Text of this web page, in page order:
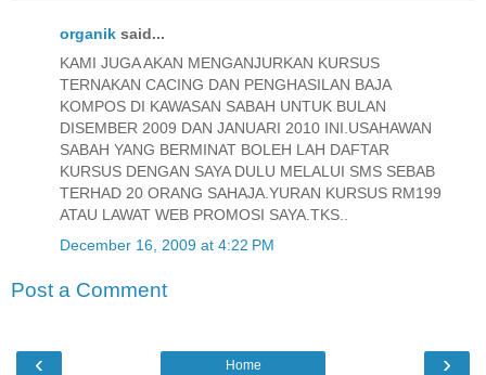
organik said...
KAMI JUGA AKAN MENGANJURKAN KURSUS
TERNAKAN CACING DAN PENGHASILAN BAJA
KOMPOS DI KAWASAN SABAH UNTUK BULAN
DISEMBER 2009 DAN JANUARI 2010 INI.USAHAWAN
SABAH YANG BERMINAT BOLEH LAH DAFTAR
KURSUS DENGAN SAYA DULU MELALUI SMS SEBAB
TERHAD 20 ORANG SAHAJA.YURAN KURSUS RM199
ATAU LAWAT WEB PROMOSI SAYA.TKS..
December 16, 2009 at 4:22 PM
Post a Comment
‹ ›
Home